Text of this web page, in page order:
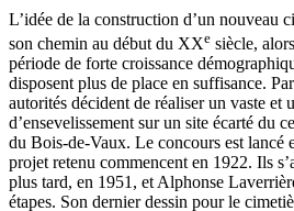
L’idée de la construction d’un nouveau
son chemin au début du XXe siècle,
période de forte croissance
disposent plus de place en suffisance.
autorités décident de réaliser un vaste et
d’ensevelissement sur un site écarté du
du Bois-de-Vaux. Le concours est lancé
projet retenu commencent en 1922. Ils
plus tard, en 1951, et Alphonse
étapes. Son dernier dessin pour le